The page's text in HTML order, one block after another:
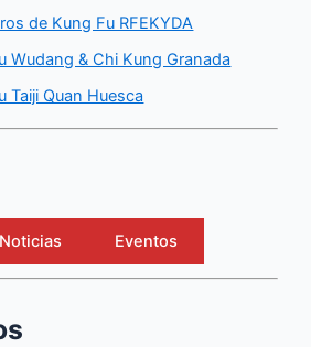
de Kung Fu RFEKYDA
Wudang & Chi Kung Granada
Taiji Quan Huesca
Noticias Eventos